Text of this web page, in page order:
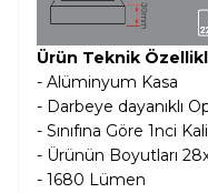
Ürün Teknik
- Alüminyum Kasa
- Darbeye dayanıklı
- Sınıfına Göre 1nci
- Ürünün Boyutları
- 1680 Lümen